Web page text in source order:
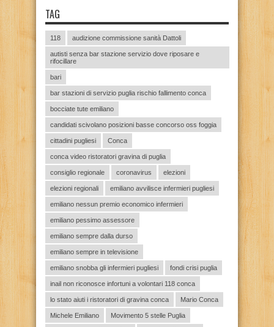
TAG
118 audizione commissione sanità Dattoli
autisti senza bar stazione servizio dove riposare e
rifocillare
bari
bar stazioni di servizio puglia rischio fallimento conca
bocciate tute emiliano
candidati scivolano posizioni basse concorso oss foggia
cittadini pugliesi Conca
conca video ristoratori gravina di puglia
consiglio regionale coronavirus elezioni
elezioni regionali emiliano avvilisce infermieri pugliesi
emiliano nessun premio economico infermieri
emiliano pessimo assessore
emiliano sempre dalla durso
emiliano sempre in televisione
emiliano snobba gli infermieri pugliesi fondi crisi puglia
inail non riconosce infortuni a volontari 118 conca
lo stato aiuti i ristoratori di gravina conca Mario Conca
Michele Emiliano Movimento 5 stelle Puglia